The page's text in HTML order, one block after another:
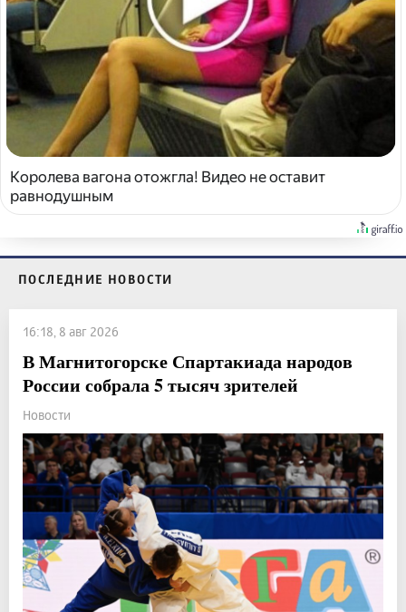
Королева вагона отожгла! Видео не оставит
равнодушным
ПОСЛЕДНИЕ НОВОСТИ
16:18, 8 авг 2026
В Магнитогорске Спартакиада народов
России собрала 5 тысяч зрителей
Новости